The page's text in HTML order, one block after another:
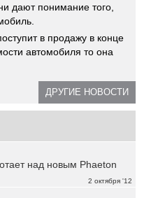
дают понимание того,
в продажу в конце
автомобиля то она
ДРУГИЕ НОВОСТИ
2 октября '12
над новым Phaeton